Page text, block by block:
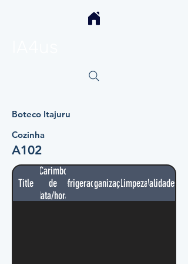
Boteco Itajuru
Cozinha
A102
Title
Carimbo
de
data/hora
RefrigeradorOrganizaçãoLimpezaValidades